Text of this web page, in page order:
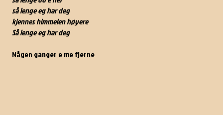
så lenge eg har deg
kjennes himmelen høyere
Så lenge eg har deg
Någen ganger e me fjerne